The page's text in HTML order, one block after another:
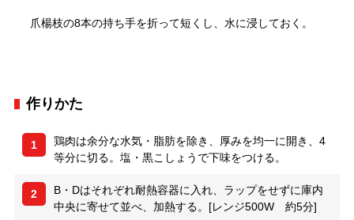
爪楊枝の8本の持ち手を折って短くし、水に浸しておく。
作りかた
1
鶏肉は余分な水気・脂肪を除き、厚みを均一に開き、4
等分に切る。塩・黒こしょうで下味をつける。
2
B・Dはそれぞれ耐熱容器に入れ、ラップをせずに庫内
中央に寄せて並べ、加熱する。[レンジ500W 約5分]